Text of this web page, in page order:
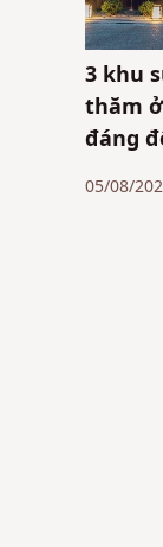
3 khu
thăm
đáng
05/08/